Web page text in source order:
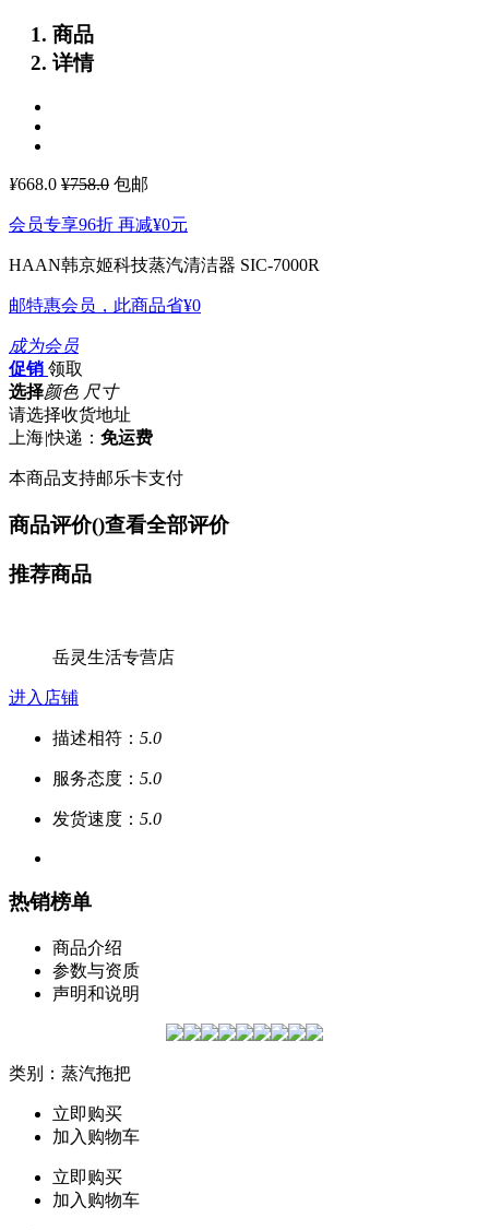
商品
详情
¥668.0 ¥758.0 包邮
会员专享96折 再减¥0元
HAAN韩京姬科技蒸汽清洁器 SIC-7000R
邮特惠会员，此商品省¥0
成为会员
促销 领取
选择颜色 尺寸
请选择收货地址
上海|快递： 免运费
本商品支持邮乐卡支付
商品评价()查看全部评价
推荐商品
岳灵生活专营店
进入店铺
描述相符： 5.0
服务态度： 5.0
发货速度： 5.0
热销榜单
商品介绍
参数与资质
声明和说明
类别：蒸汽拖把
立即购买
加入购物车
立即购买
加入购物车